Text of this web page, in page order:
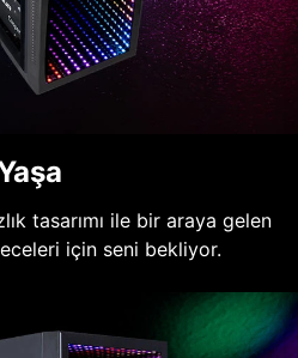
tasarımı ile bir araya gelen
için seni bekliyor.